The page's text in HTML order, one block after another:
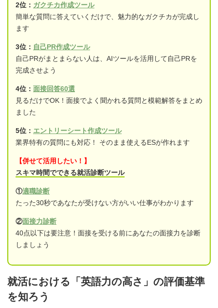
2位： ガクチカ作成ツール
簡単な質問に答えていくだけで、魅力的なガクチカが完成し
ます
3位： 自己PR作成ツール
自己PRがまとまらない人は、AIツールを活用して自己PRを
完成させよう
4位： 面接回答60選
見るだけでOK！面接でよく聞かれる質問と模範解答をまとめ
ました
5位： エントリーシート作成ツール
業界特有の質問にも対応！ そのまま使えるESが作れます
【併せて活用したい！】
スキマ時間でできる就活診断ツール
①適職診断
たった30秒であなたが受けない方がいい仕事がわかります
②面接力診断
40点以下は要注意！面接を受ける前にあなたの面接力を診断
しましょう
就活における「英語力の高さ」の評価基準
を知ろう